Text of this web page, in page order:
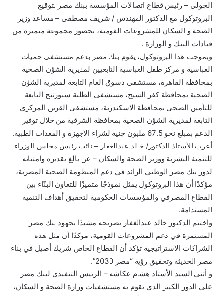
الجولى – رئيس قطاع اتصالات المؤسسة ببنك مصر بتوقيع
البروتوكول مع الدكتور المهندس / شريف مصطفى – مساعد وزير
الصحة و السكان للمشروعات القومية، بحضور مجموعة متميزة من
قيادات البنك و الوزارة .
وبموجب هذا البروتوكول، يقوم بنك مصر بدعم مستشفى حميات
العباسية و مركز طفل العباسية التابعيين لمديرية الشؤن الصحية
بمحافظة القاهرة، مستشفى دسوق العام التابعة لمديرية الشؤن
الصحية بمحافظة كفر الشيخ، مستشفى الطلبة سبورتنج التابعة
للتأمين الصحى بمحافظة الاسكندرية، مستشفى القرين المركزي
التابعة لمديرية الشؤن الصحية بمحافظة الشرقية من خلال توفير
الدعم بمبلغ نحو 67.5 مليون جنيه لشراء الاجهزة و المعدات الطبية.
أعرب الأستاذ الدكتور/ خالد عبدالغفار – نائب رئيس مجلس الوزراء
للتنمية البشرية ووزير الصحة والسكان – عن بالغ تقديره وامتنانه
لدور بنك مصر الوطني الرائد في دعم المنظومة الصحية المصرية،
مؤكدًا أن هذا البروتوكول يمثل نموذجًا متميزًا للتعاون البنّاء بين
القطاع المصرفي والمؤسسات الحكومية لتحقيق أهداف التنمية
المستدامة.
واختتم الدكتور خالد عبدالغفار تصريحه مشيدًا بجهود بنك مصر
المستمرة في دعم المشروعات القومية، مؤكدًا أن مثل هذه
الشراكات الاستراتيجية تؤكد أن القطاع الخاص شريك أصيل في بناء
مصر الحديثة وتحقيق رؤية “مصر 2030”.
و أثنى السيد الأستاذ هشام عكاشه – الرئيس التنفيذي لبنك مصر
على الدور الكبير الذي تقوم به مستشفيات وزارة الصحة و السكان،